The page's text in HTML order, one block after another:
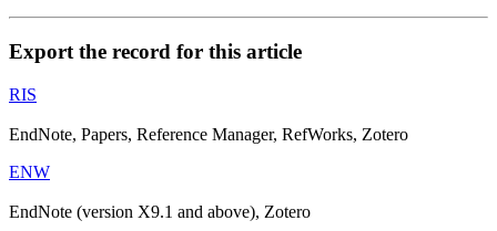
Export the record for this article
RIS
EndNote, Papers, Reference Manager, RefWorks, Zotero
ENW
EndNote (version X9.1 and above), Zotero